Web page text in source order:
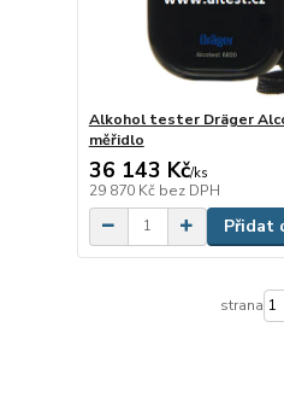
Alkohol tester Dräger
měřidlo
36 143 Kč/ks
29 870 Kč bez DPH
Přidat
strana